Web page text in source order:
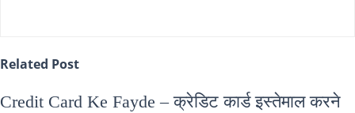
Related Post
Credit Card Ke Fayde – क्रेडिट कार्ड इस्तेमाल करने